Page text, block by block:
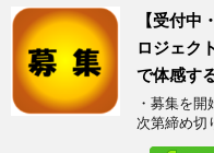
【受付中
ロジェク
で体感す
・募集を
次第締め切